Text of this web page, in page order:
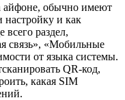
айфоне, обычно имеют
настройку и как
раздел,
связь», «Мобильные
от языка системы.
QR-код,
какая SIM